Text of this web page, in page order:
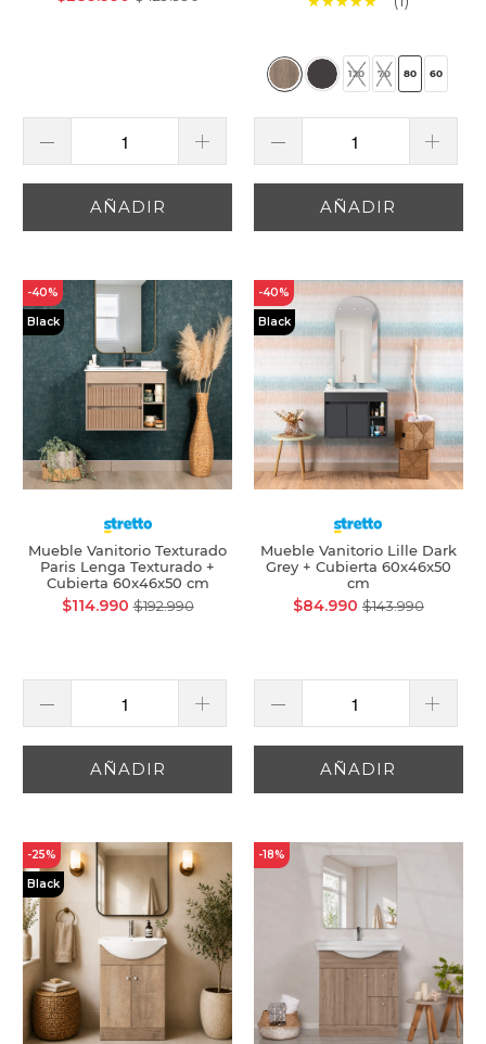
AÑADIR
120 70 80 60
AÑADIR
-40%
Black
Mueble Vanitorio Texturado
Paris Lenga Texturado +
Cubierta 60x46x50 cm
$114.990$192.990
AÑADIR
-40%
Black
Mueble Vanitorio Lille Dark
Grey + Cubierta 60x46x50
cm
$84.990 $143.990
AÑADIR
-25%
Black
-18%